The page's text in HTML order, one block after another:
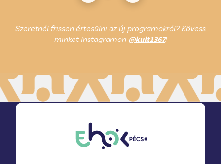
Szeretnél frissen értesülni az új programokról? Kövess
minket Instagramon @kult1367!